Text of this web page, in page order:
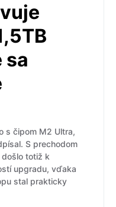
sa
s čipom M2 Ultra,
S prechodom
totiž k
upgradu, vďaka
stal prakticky